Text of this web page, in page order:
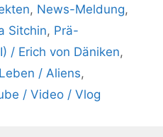
, News-Meldung,
Sitchin, Prä-
/ Erich von Däniken,
/ Aliens,
/ Video / Vlog